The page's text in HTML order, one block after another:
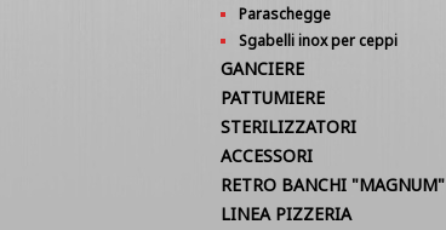
Paraschegge
Sgabelli inox per ceppi
GANCIERE
PATTUMIERE
STERILIZZATORI
ACCESSORI
RETRO BANCHI "MAGNUM"
LINEA PIZZERIA